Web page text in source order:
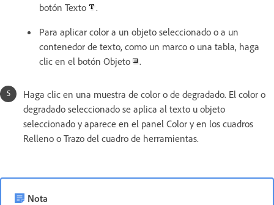
botón Texto
.
Para aplicar color a un objeto seleccionado o a un
contenedor de texto, como un marco o una tabla, haga
clic en el botón Objeto
.
Haga clic en una muestra de color o de degradado. El color o
degradado seleccionado se aplica al texto u objeto
seleccionado y aparece en el panel Color y en los cuadros
Relleno o Trazo del cuadro de herramientas.
Nota